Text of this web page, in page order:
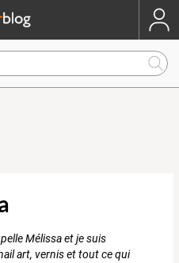
Mélissa et je suis
art, vernis et tout ce qui